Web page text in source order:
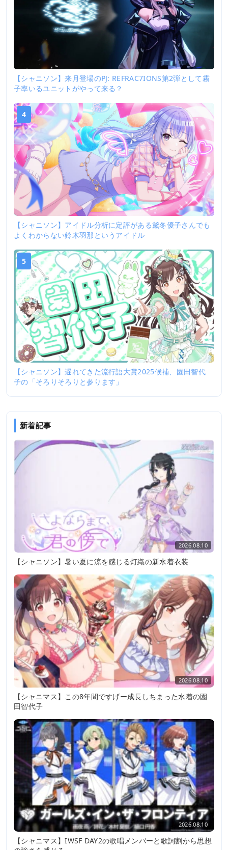
【シャニソン】来月登場のPJ: REFRAC7IONS第2弾として霧
子率いるユニットがやって来る？
4
【シャニソン】アイドル分析に定評がある黛冬優子さんでも
よくわからない鈴木羽那というアイドル
5
【シャニソン】遅れてきた流行語大賞2025候補、園田智代
子の「そろりそろりと参ります」
新着記事
2026.08.10
【シャニソン】暑い夏に涼を感じる灯織の新水着衣装
2026.08.10
【シャニマス】この8年間ですげー成長しちまった水着の園
田智代子
2026.08.10
【シャニマス】IWSF DAY2の歌唱メンバーと歌詞割から思想